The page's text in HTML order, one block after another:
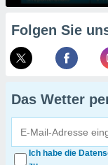
Folgen Sie
Das Wetter
Ich habe die